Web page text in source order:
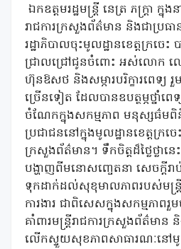
ឯកឧត្តមរដ្ឋមន្រ្តី នេត្រ ភក្ត្រា ក្នុ
រាជការក្រសួងព័ត៌មាន និងជាប្រធាន
រដ្ឋាភិបាលចុះមូលដ្ឋានខេត្តក្រច
ជ្រាលជ្រៅជូនចំពោះ អស់លោក ល
ហ៊ុនឱសថ និងសម្ភារបរិក្ខារពេទ្យ
ច្រើនទៀត ដែលបានឧបត្ថម្ភថ្នាំពេ
ចំណែកក្នុងសកម្មភាព មនុស្សធ៌មពិ
ប្រជាជននៅក្នុងមូលដ្ឋានខេត្តក្រចេ
ក្រសួងព័ត៌មាន។ ទឹកចិត្តដ៏ថ្លៃថ្លានេ
បង្ហាញពីមនោសញ្ចេតនា សេចក្តីរ
ទុកដាក់ដល់សុខុមាលភាពរបស់មន្ត្រី
ការងារ ជាពិសេសក្នុងសកម្មភាព
គាំពារមន្ត្រីរាជការក្រសួងព័ត៌មាន
លើកស្ទួយសុខភាពសាធារណៈនៅមូល